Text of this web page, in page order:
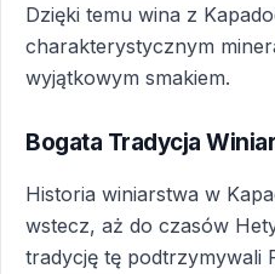
Dzięki temu wina z
charakterystycznym
wyjątkowym smakiem.
Bogata Tradycja
Historia winiarstwa w
wstecz, aż do czasów
tradycję tę podtrzymywali